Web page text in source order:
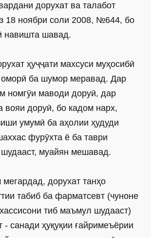
дорухат ва талабот
18 нояб­ри соли 2008, №644, бо
навишта шавад.
ҳуҷҷати махсуси муҳосибӣ
оморӣ ба шумор меравад. Дар
номгӯи маводи доруӣ, дар
вояи доруӣ, бо кадом нарх,
умумӣ ба аҳолии ҳудуди
фурӯхта ё ба таври
муайян мешавад.
дорухат танҳо
табиб ба фарматсевт (чуноне
тиб маъмул шудааст)
- санади ҳуқуқии ғайримеъёрии